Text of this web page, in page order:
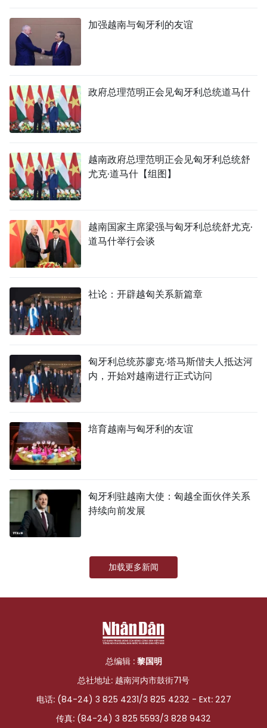
加强越南与匈牙利的友谊
政府总理范明正会见匈牙利总统道马什
越南政府总理范明正会见匈牙利总统舒
尤克·道马什【组图】
越南国家主席梁强与匈牙利总统舒尤克·
道马什举行会谈
社论：开辟越匈关系新篇章
匈牙利总统苏廖克·塔马斯偕夫人抵达河
内，开始对越南进行正式访问
培育越南与匈牙利的友谊
匈牙利驻越南大使：匈越全面伙伴关系
持续向前发展
加载更多新闻
总编辑 : 黎国明
总社地址: 越南河内市鼓街71号
电话: (84-24) 3 825 4231/3 825 4232 - Ext: 227
传真: (84-24) 3 825 5593/3 828 9432